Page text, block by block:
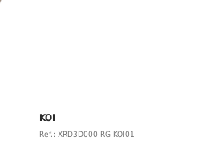
KOI
Ref.: XRD3D000 RG KOI01